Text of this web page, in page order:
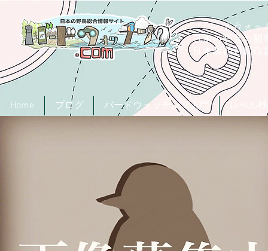
「バードウォッ
日本の野鳥の観
日本鳥類目録
Home ブログ バードウォッチング入門